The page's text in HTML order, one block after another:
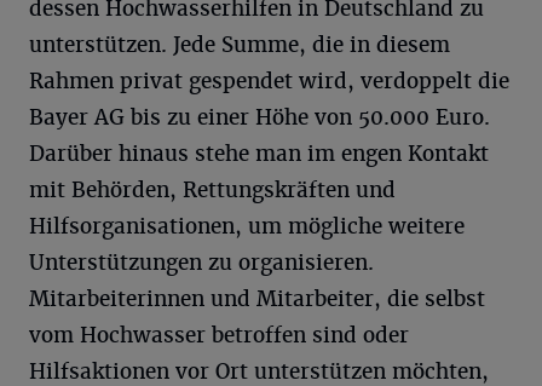
dessen Hochwasserhilfen in Deutschland zu
unterstützen. Jede Summe, die in diesem
Rahmen privat gespendet wird, verdoppelt die
Bayer AG bis zu einer Höhe von 50.000 Euro.
Darüber hinaus stehe man im engen Kontakt
mit Behörden, Rettungskräften und
Hilfsorganisationen, um mögliche weitere
Unterstützungen zu organisieren.
Mitarbeiterinnen und Mitarbeiter, die selbst
vom Hochwasser betroffen sind oder
Hilfsaktionen vor Ort unterstützen möchten,